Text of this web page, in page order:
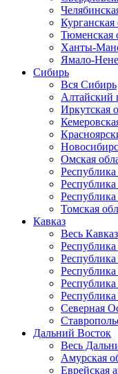
Курганская
Тюменская
Ханты-
Ямало-
Сибирь
Вся Сибирь
Алтайский
Иркутская
Омская
Томская
Кавказ
Весь Кавказ
Республика
Северная
Дальний Восток
Весь
Амурская
Еврейская